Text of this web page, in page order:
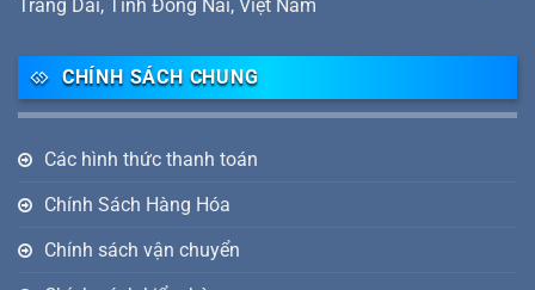
Trảng Dài, Tỉnh Đồng Nai, Việt Nam
CHÍNH SÁCH CHUNG
Các hình thức thanh toán
Chính Sách Hàng Hóa
Chính sách vận chuyển